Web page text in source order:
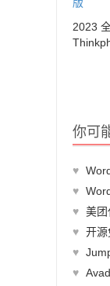
2023
你可
♥
♥
♥ 美团
♥ 开源
♥
♥